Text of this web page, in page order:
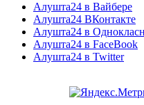
Алушта24 в Вайбере
Алушта24 ВКонтакте
Алушта24 в
Алушта24 в FaceBook
Алушта24 в Twitter